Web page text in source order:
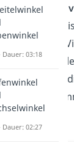
ist eine
. Dabei
ein
ein
muss
nicht
Dauer: 03:18
Dauer: 02:27